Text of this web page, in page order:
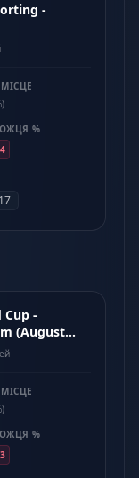
-
%
17
-
(August
%